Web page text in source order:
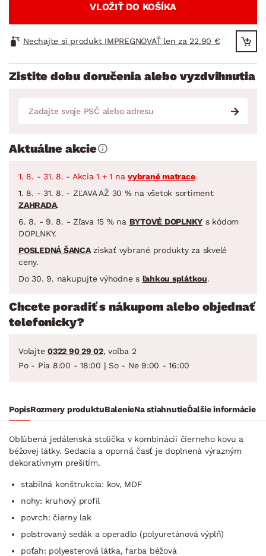
VLOŽIŤ DO KOŠÍKA
Nechajte si produkt IMPREGNOVAŤ len za 22.90 €
Zistite dobu doručenia alebo vyzdvihnutia
Aktuálne akcie
1. 8. - 31. 8. - Akcia 1 + 1 na vybrané matrace.
1. 8. - 31. 8. - ZĽAVA AŽ 30 % na všetok sortiment
ZAHRADA.
6. 8. - 9. 8. - Zľava 15 % na BYTOVÉ DOPLNKY s kódom
DOPLNKY.
POSLEDNÁ ŠANCAzískať vybrané produkty za skvelé
ceny.
Do 30. 9. nakupujte výhodne s ľahkou splátkou.
Chcete poradiť s nákupom alebo objednať
telefonicky?
Volajte 0322 90 29 02, voľba 2
Po - Pia 8:00 - 18:00 | So - Ne 9:00 - 16:00
PopisRozmery produktuBalenieNa stiahnutieĎalšie informácie
Obľúbená jedálenská stolička v kombinácii čierneho kovu a
béžovej látky. Sedacia a oporná časť je doplnená výrazným
dekoratívnym prešitím.
stabilná konštrukcia: kov, MDF
nohy: kruhový profil
povrch: čierny lak
polstrovaný sedák a operadlo (polyuretánová výplň)
poťah: polyesterová látka, farba béžová